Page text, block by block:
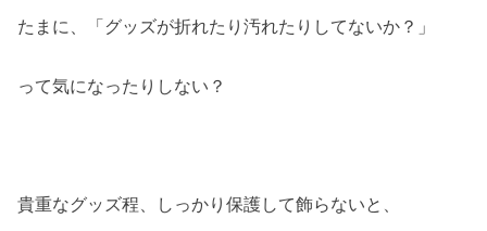
たまに、「グッズが折れたり汚れたりしてないか？」
って気になったりしない？
貴重なグッズ程、しっかり保護して飾らないと、